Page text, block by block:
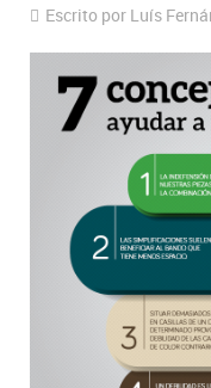
Escrito por Luís